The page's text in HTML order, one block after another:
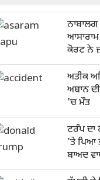
ਕੋਰਟ ਨੇ
ਇਨਕਾਰ
ਅਤੀਕ
ਅਬਾਨ
'ਚ ਮੌਤ
ਟਰੰਪ ਦਾ
'ਤੇ ਪਿਆ
ਬਾਅਦ
ਅਰਬ